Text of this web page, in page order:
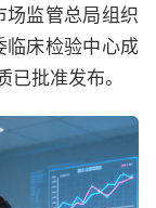
监管总局组织
临床检验中心成
批准发布。